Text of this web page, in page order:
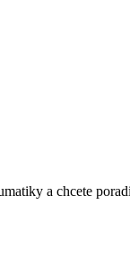
a chcete